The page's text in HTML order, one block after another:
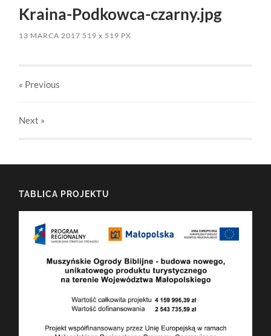
Kraina-Podkowca-czarny.jpg
13 MARCA 2017 519x 519 PX
« Previous
Next »
TABLICA PROJEKTU